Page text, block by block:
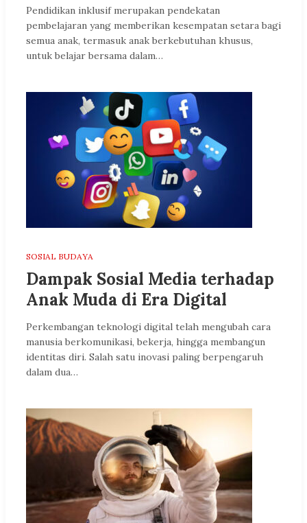
Pendidikan inklusif merupakan pendekatan
pembelajaran yang memberikan kesempatan setara bagi
semua anak, termasuk anak berkebutuhan khusus,
untuk belajar bersama dalam…
SOSIAL BUDAYA
Dampak Sosial Media terhadap
Anak Muda di Era Digital
Perkembangan teknologi digital telah mengubah cara
manusia berkomunikasi, bekerja, hingga membangun
identitas diri. Salah satu inovasi paling berpengaruh
dalam dua…